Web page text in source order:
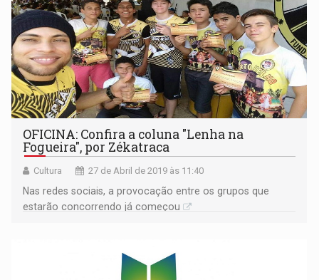
OFICINA: Confira a coluna "Lenha na
Fogueira", por Zékatraca
Cultura 27 de Abril de 2019 às 11:40
Nas redes sociais, a provocação entre os grupos que
estarão concorrendo já começou